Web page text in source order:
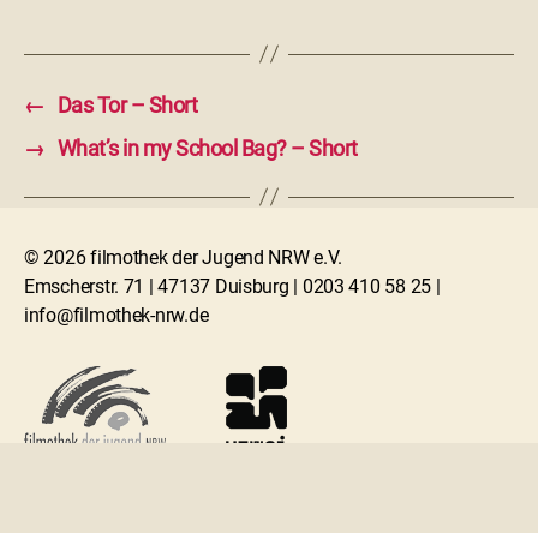
←
Das Tor – Short
→ What’s in my School Bag? – Short
© 2026 filmothek der Jugend NRW e.V.
Emscherstr. 71 | 47137 Duisburg | 0203 410 58 25 |
info@filmothek-nrw.de